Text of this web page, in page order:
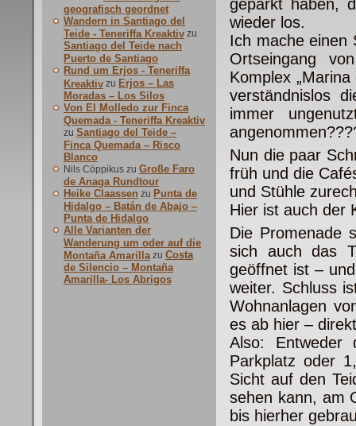
geografisch geordnet
Wandern in Santiago del
Teide - Teneriffa Kreaktiv zu
Santiago del Teide nach
Puerto de Santiago
Rund um Erjos - Teneriffa
Kreaktiv zu Erjos – Las
Moradas – Los Silos
Von El Molledo zur Finca
Quemada - Teneriffa Kreaktiv
zu Santiago del Teide –
Finca Quemada – Risco
Blanco
Nils Cöppikus zu Große Faro
de Anaga Rundtour
Heike Claassen zu Punta de
Hidalgo – Batán de Abajo –
Punta de Hidalgo
Alle Varianten der
Wanderung um oder auf die
Montaña Amarilla zu Costa
de Silencio – Montaña
Amarilla- Los Abrigos
geparkt haben,
wieder los.
Ich mache einen
Ortseingang
Komplex
verständnislos
immer
Nun die paar
früh und die
und Stühle
Hier ist auch der
Die Promenade
sich auch das
geöffnet ist –
weiter. Schluss
Wohnanlagen
es ab hier –
Also: Entweder
Parkplatz oder
Sicht auf den
sehen kann, am
bis hierher